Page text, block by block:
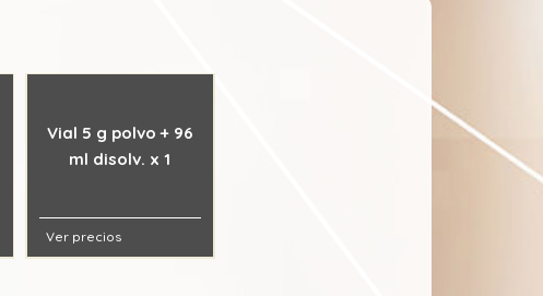
Vial 5 g polvo + 96
ml disolv. x 1
Ver precios